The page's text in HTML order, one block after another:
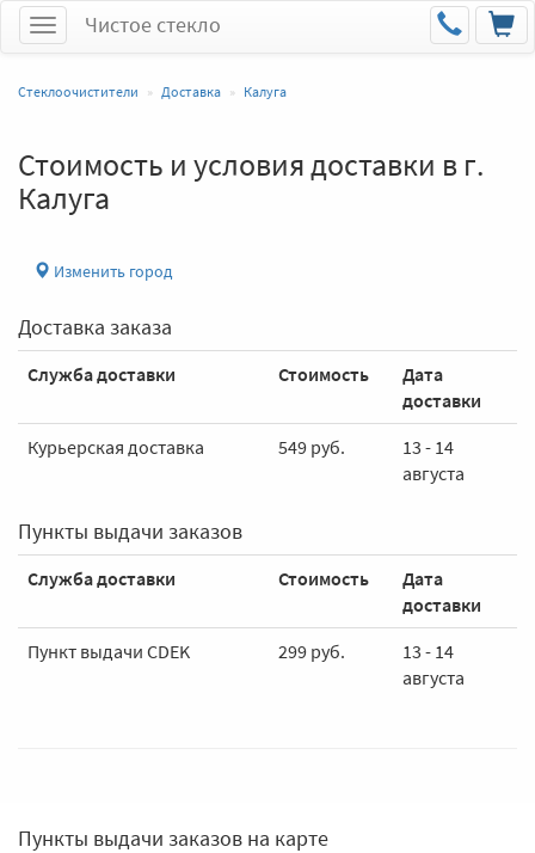
МенюЧистое стекло
Стеклоочистители Доставка Калуга
Стоимость и условия доставки в г.
Калуга
Изменить город
Доставка заказа
Служба доставки Стоимость
Дата
доставки
Курьерская доставка
549 руб.
13 - 14
августа
Пункты выдачи заказов
Служба доставки Стоимость
Дата
доставки
Пункт выдачи CDEK
299 руб.
13 - 14
августа
Пункты выдачи заказов на карте